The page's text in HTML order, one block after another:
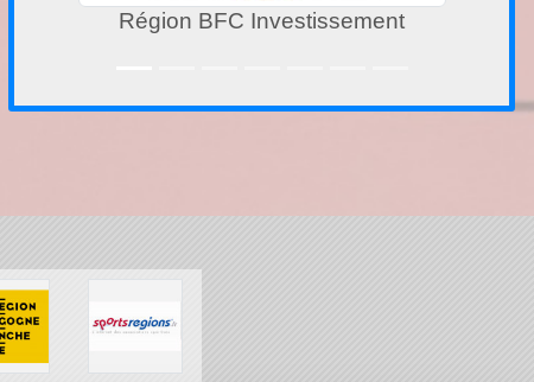
Région BFC Investissement